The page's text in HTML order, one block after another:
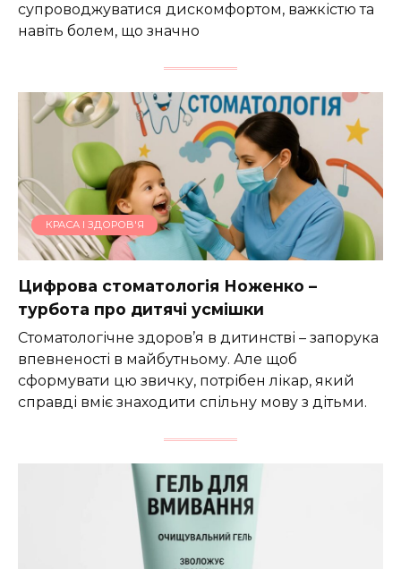
супроводжуватися дискомфортом, важкістю та
навіть болем, що значно
КРАСА І ЗДОРОВ'Я
Цифрова стоматологія Ноженко –
турбота про дитячі усмішки
Стоматологічне здоров’я в дитинстві – запорука
впевненості в майбутньому. Але щоб
сформувати цю звичку, потрібен лікар, який
справді вміє знаходити спільну мову з дітьми.